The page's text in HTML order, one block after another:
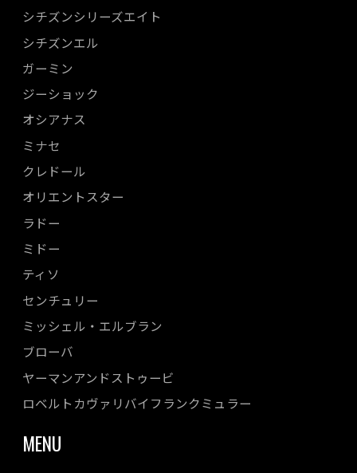
シチズンシリーズエイト
シチズンエル
ガーミン
ジーショック
オシアナス
ミナセ
クレドール
オリエントスター
ラドー
ミドー
ティソ
センチュリー
ミッシェル・エルブラン
ブローバ
ヤーマンアンドストゥービ
ロベルトカヴァリバイフランクミュラー
MENU